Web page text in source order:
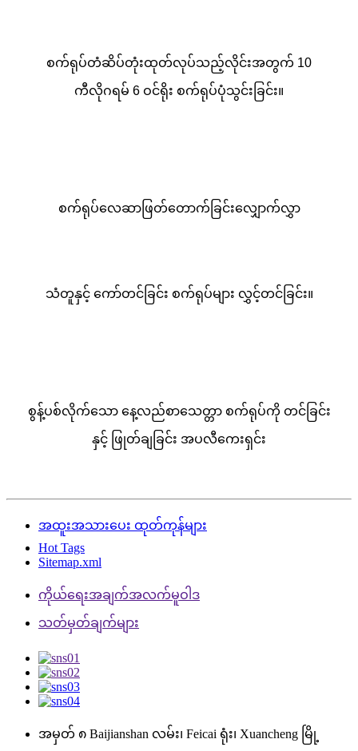
စက်ရုပ်တံဆိပ်တုံးထုတ်လုပ်သည့်လိုင်းအတွက် 10
ကီလိုဂရမ် 6 ဝင်ရိုး စက်ရုပ်ပုံသွင်းခြင်း။
စက်ရုပ်လေဆာဖြတ်တောက်ခြင်းလျှောက်လွှာ
သံတူနှင့် ကော်တင်ခြင်း စက်ရုပ်များ လွှင့်တင်ခြင်း။
စွန့်ပစ်လိုက်သော နေ့လည်စာသေတ္တာ စက်ရုပ်ကို တင်ခြင်း
နှင့် ဖြုတ်ချခြင်း အပလီကေးရှင်း
အထူးအသားပေး ထုတ်ကုန်များ
Hot Tags
Sitemap.xml
ကိုယ်ရေးအချက်အလက်မူဝါဒ
သတ်မှတ်ချက်များ
အမှတ် ၈ Baijianshan လမ်း၊ Feicai ရုံး၊ Xuancheng မြို့